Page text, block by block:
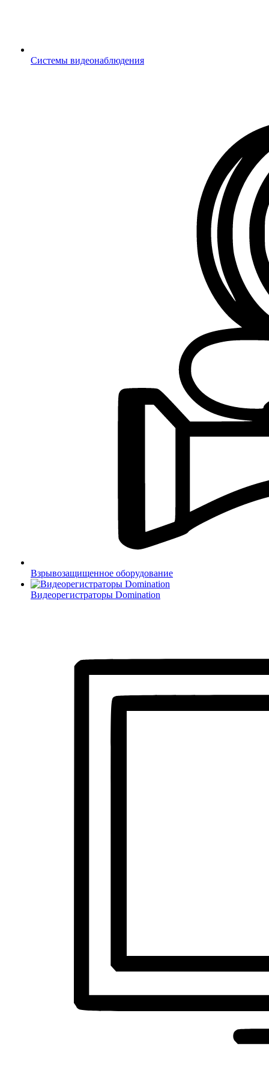
Системы видеонаблюдения
Взрывозащищенное оборудование
Видеорегистраторы Domination